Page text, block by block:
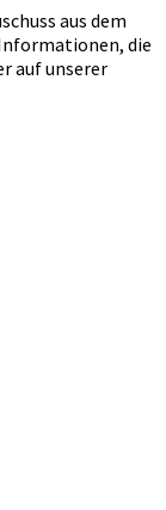
aus dem
die
auf unserer